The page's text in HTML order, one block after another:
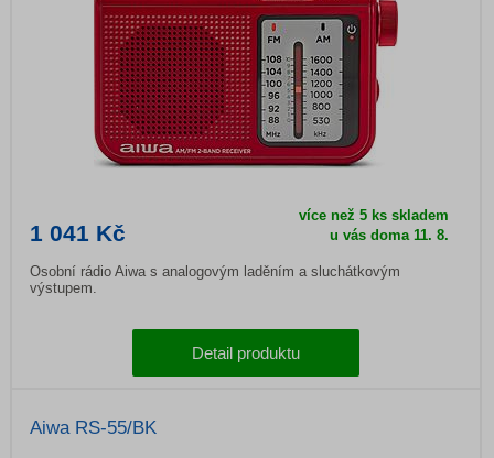
1 041 Kč
více než 5 ks skladem
u vás doma11. 8.
Osobní rádio Aiwa s analogovým laděním a sluchátkovým
výstupem.
Detail produktu
Aiwa RS-55/BK